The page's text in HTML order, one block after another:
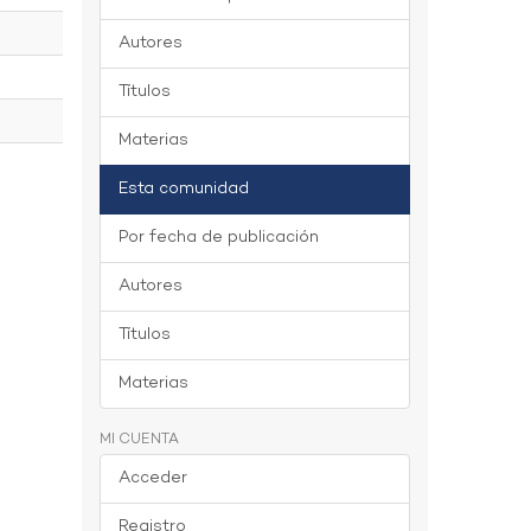
Autores
Títulos
Materias
Esta comunidad
Por fecha de publicación
Autores
Títulos
Materias
MI CUENTA
Acceder